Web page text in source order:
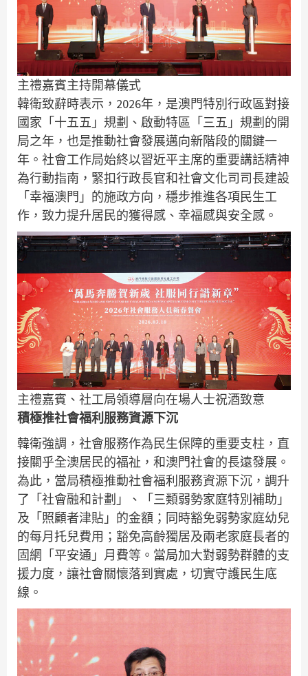
主禮嘉賓主持開幕儀式
韓衛致辭時表示，2026年，是澳門特別行政區對接
國家「十五五」規劃、啟動特區「三五」規劃的開
局之年，也是推動社會發展邁向新階段的關鍵一
年。社會工作局始終以習近平主席的重要講話精神
為行動指南，緊扣行政長官和社會文化司司長建設
「幸福澳門」的施政方向，穩步推進各項民生工
作，致力提升居民的獲得感、幸福感與安全感。
主禮嘉賓、社工局領導層向在場人士祝酒致意
積極推社會福利服務資源下沉
韓衛強調，社會服務作為民生保障的重要支柱，直
接關乎全澳居民的福祉，和澳門社會的長遠發展。
為此，當局積極推動社會福利服務資源下沉，調升
了「社會融和計劃」、「三類弱勢家庭特別補助」
及「照顧者津貼」的金額；同時豁免弱勢家庭幼兒
的每月托兒費用；豁免高齡獨居及兩老家庭長者的
固網「平安通」月費等。當局加大對弱勢群體的支
援力度，讓社會關懷落到實處，切實守護民生底
線。